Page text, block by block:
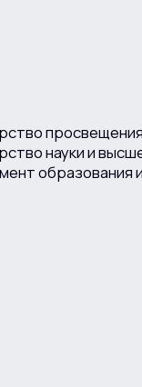
просвещения
науки и
образования